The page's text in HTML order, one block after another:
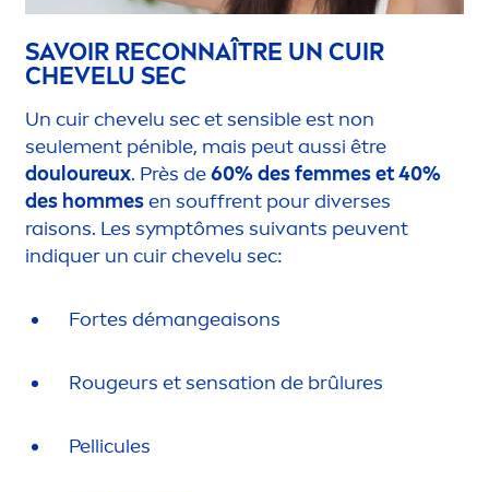
SAVOIR RECONNAÎTRE UN CUIR
CHEVELU SEC
Un cuir chevelu sec et sensible est non
seulement pénible, mais peut aussi être
douloureux. Près de60% des femmes et 40%
des hommesen souffrent pour diverses
raisons. Les symptômes suivants peuvent
indiquer un cuir chevelu sec:
Fortes démangeaisons
Rougeurs etsensation de brûlures
Pellicules